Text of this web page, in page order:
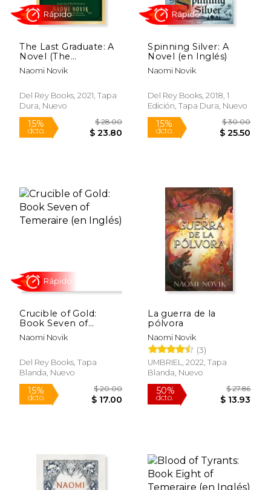
15% $ 29.00 15%
15% 15%
Rápido
The Last Graduate: A
Novel (The
Scholomance) (en
Inglés)
Naomi Novik
Del Rey Books, 2021, Tapa
Dura, Nuevo
Spinning Silver: A
Novel (en Inglés)
Naomi Novik
Del Rey Books, 2018, 1
Edición, Tapa Dura, Nuevo
Crucible of Gold:
Book Seven of
Temeraire (en Inglés)
Naomi Novik
Del Rey Books, Tapa
Blanda, Nuevo
La guerra de la
pólvora
Naomi Novik
(3)
UMBRIEL, 2022, Tapa
Blanda, Nuevo